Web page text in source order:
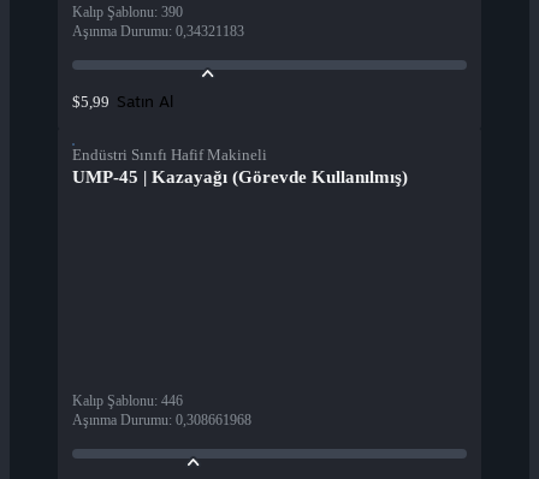
Kalıp Şablonu: 390
Aşınma Durumu: 0,34321183
$5,99 Satın Al
Endüstri Sınıfı Hafif Makineli
UMP-45 | Kazayağı (Görevde Kullanılmış)
Kalıp Şablonu: 446
Aşınma Durumu: 0,308661968